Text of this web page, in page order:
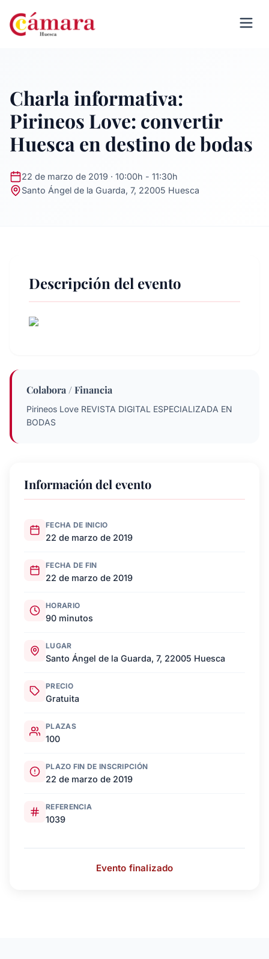
Charla informativa:
Pirineos Love: convertir
Huesca en destino de bodas
22 de marzo de 2019 · 10:00h - 11:30h
Santo Ángel de la Guarda, 7, 22005 Huesca
Descripción del evento
Colabora / Financia
Pirineos Love REVISTA DIGITAL ESPECIALIZADA EN
BODAS
Información del evento
FECHA DE INICIO
22 de marzo de 2019
FECHA DE FIN
22 de marzo de 2019
HORARIO
90 minutos
LUGAR
Santo Ángel de la Guarda, 7, 22005 Huesca
PRECIO
Gratuita
PLAZAS
100
PLAZO FIN DE INSCRIPCIÓN
22 de marzo de 2019
REFERENCIA
1039
Evento finalizado